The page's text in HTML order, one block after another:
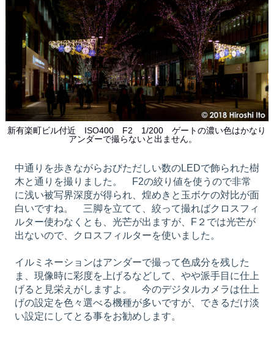
新有楽町ビル付近 ISO400 F2 1/200 ゲートの濃い色はかなり
アンダーで撮らないと出ません。
中通りを歩きながらおびただしい数のLEDで飾られた樹
木と通りを撮りました。 F2の絞り値を使うので非常
に浅い被写界深度が得られ、煌めきと玉ボケの対比が面
白いですね。 三脚を立てて、絞って撮ればクロスフィ
ルター使わなくとも、光芒が出ますが、F２では光芒が
出ないので、クロスフィルターを使いました。
イルミネーションはアンダーで撮って色成分を残した
ま、現像時に彩度を上げるなどして、やや派手目に仕上
げると見栄えがしますよ。 今のデジタルカメラは仕上
げの設定を色々選べる機種が多いですが、できるだけ淡
い設定にしてとる事をお勧めします。